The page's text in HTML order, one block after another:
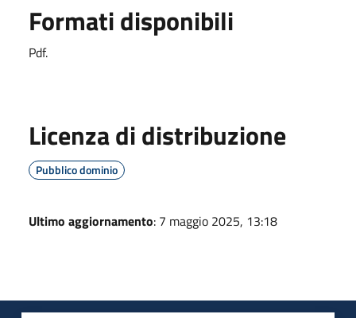
Formati disponibili
Pdf.
Licenza di distribuzione
Pubblico dominio
Ultimo aggiornamento: 7 maggio 2025, 13:18